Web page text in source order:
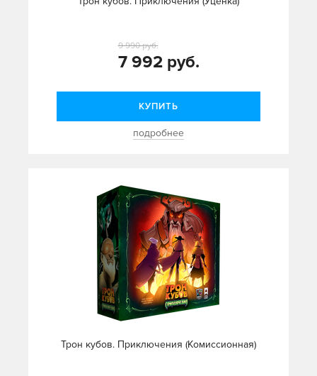
7 992 руб.
9 990 руб.
КУПИТЬ
подробнее
Трон кубов. Приключения (Комиссионная)